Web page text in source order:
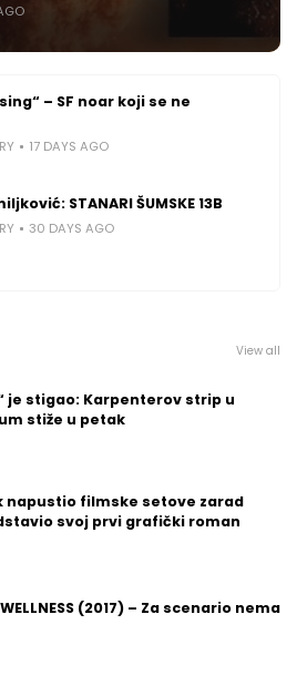
– SF noar koji se ne
17 DAYS AGO
STANARI ŠUMSKE 13B
30 DAYS AGO
View all
je stigao: Karpenterov strip u
stiže u petak
napustio filmske setove zarad
svoj prvi grafički roman
WELLNESS (2017) – Za scenario nema